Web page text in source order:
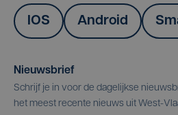
IOS Android
Nieuwsbrief
Schrijf je in voor de dagelijkse
het meest recente nieuws uit West-